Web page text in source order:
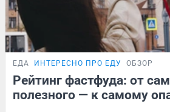
ЕДА ИНТЕРЕСНО ПРО ЕДУ ОБЗОР
Рейтинг фастфуда: от
полезного — к самому